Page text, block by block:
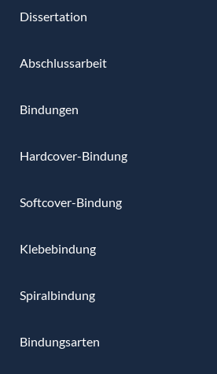
Dissertation
Abschlussarbeit
Bindungen
Hardcover-Bindung
Softcover-Bindung
Klebebindung
Spiralbindung
Bindungsarten